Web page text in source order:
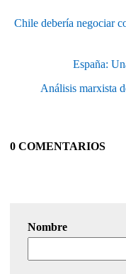
Chile debería negociar
España:
Análisis marxista
0 COMENTARIOS
Nombre